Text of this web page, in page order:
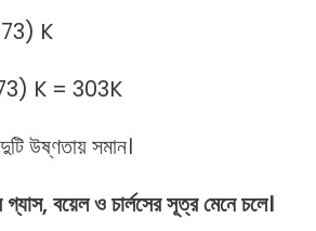
K
K = 303K
উষ্ণতায় সমান।
বয়েল ও চার্লসের সূত্র মেনে চলে।